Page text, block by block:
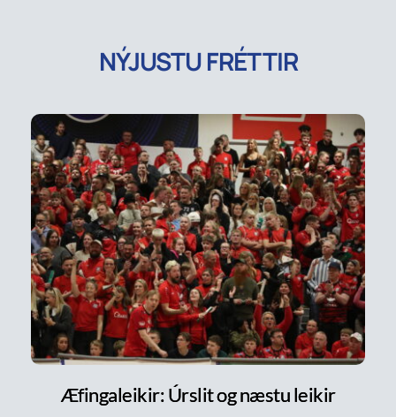
NÝJUSTU FRÉTTIR
Æfingaleikir: Úrslit og næstu leikir